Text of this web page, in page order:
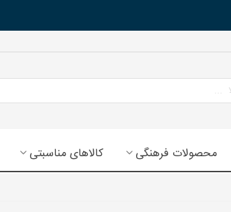
محصولات فرهنگی کالاهای مناسبتی